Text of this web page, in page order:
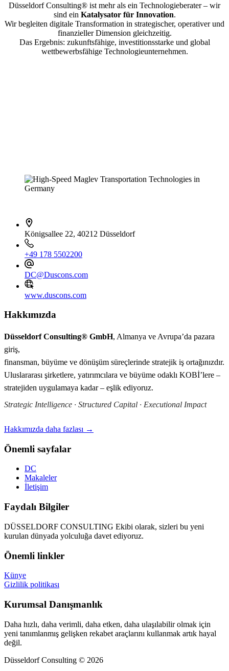
Düsseldorf Consulting® ist mehr als ein Technologieberater – wir
sind ein Katalysator für Innovation.
Wir begleiten digitale Transformation in strategischer, operativer und
finanzieller Dimension gleichzeitig.
Das Ergebnis: zukunftsfähige, investitionsstarke und global
wettbewerbsfähige Technologieunternehmen.
Königsallee 22, 40212 Düsseldorf
+49 178 5502200
DC@Duscons.com
www.duscons.com
Hakkımızda
Düsseldorf Consulting® GmbH, Almanya ve Avrupa’da pazara
giriş,
finansman, büyüme ve dönüşüm süreçlerinde stratejik iş ortağınızdır.
Uluslararası şirketlere, yatırımcılara ve büyüme odaklı KOBİ’lere –
stratejiden uygulamaya kadar – eşlik ediyoruz.
Strategic Intelligence · Structured Capital · Executional Impact
Hakkımızda daha fazlası →
Önemli sayfalar
DC
Makaleler
İletişim
Faydalı Bilgiler
DÜSSELDORF CONSULTING Ekibi olarak, sizleri bu yeni
kurulan dünyada yolculuğa davet ediyoruz.
Önemli linkler
Künye
Gizlilik politikası
Kurumsal Danışmanlık
Daha hızlı, daha verimli, daha etken, daha ulaşılabilir olmak için
yeni tanımlanmış gelişken rekabet araçlarını kullanmak artık hayal
değil.
Düsseldorf Consulting © 2026